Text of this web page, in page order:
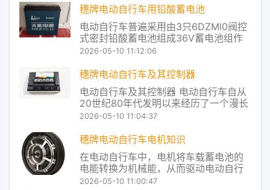
升管件和结构设计能力，并创新加工技
适和美观。目前，制造自行车车架的材
料主要有以下几种：钢
穗牌电动自行车用铅酸蓄电池
电动自行车普遍采用由3只6DZMl0阀控
式密封铅酸蓄电池组成36V蓄电池组作
为动力源。实车使用结果表明：3只电池
在严格控制工艺过程的同时，许多厂家
压、放电电压以及放电容量，选取数值
相近的
2026-05-10 11:12:06
穗牌电动自行车及其控制器
电动自行车及其控制器 电动自行车自从
20世纪80年代发明以来经历了一个漫长
的发展过程在20世纪90年代北京的道路
术并没有过关以及交通管理上的一些问
题是电源没过关那时的电动自行车使用
的电源是
2026-05-10 11:04:37
穗牌电动自行车电机知识
在电动自行车中，电机将车载蓄电池的
电能转换为机械能，从而驱动电动自行
车的轮毂部件，以达到电动前行的目
2026-05-10 11:00:47